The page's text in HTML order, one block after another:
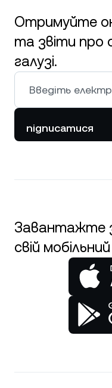
Отримуйте
та звіти про
галузі.
підписатися
Завантажте
свій